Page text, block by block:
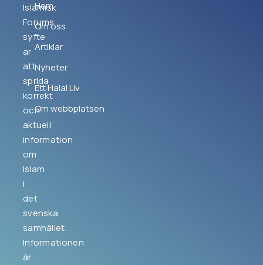
Islamisk
Forums
syfte
är
att
sprida
korrekt
och
aktuell
information
om
Islam
i
det
svenska
samhället.
Informationen
är
Hem
Om oss
Artiklar
Nyheter
Ett Halal Liv
Om webbplatsen